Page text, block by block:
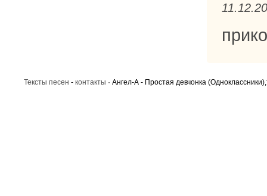
Тексты песен - контакты · Ангел-А - Простая девчонка